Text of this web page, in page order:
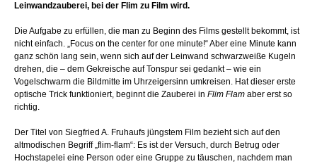
Leinwandzauberei, bei der Flim zu Film wird.
Die Aufgabe zu erfüllen, die man zu Beginn des Films gestellt bekommt, ist
nicht einfach. „Focus on the center for one minute!“ Aber eine Minute kann
ganz schön lang sein, wenn sich auf der Leinwand schwarzweiße Kugeln
drehen, die – dem Gekreische auf Tonspur sei gedankt – wie ein
Vogelschwarm die Bildmitte im Uhrzeigersinn umkreisen. Hat dieser erste
optische Trick funktioniert, beginnt die Zauberei in Flim Flam aber erst so
richtig.
Der Titel von Siegfried A. Fruhaufs jüngstem Film bezieht sich auf den
altmodischen Begriff „flim-flam“: Es ist der Versuch, durch Betrug oder
Hochstapelei eine Person oder eine Gruppe zu täuschen, nachdem man